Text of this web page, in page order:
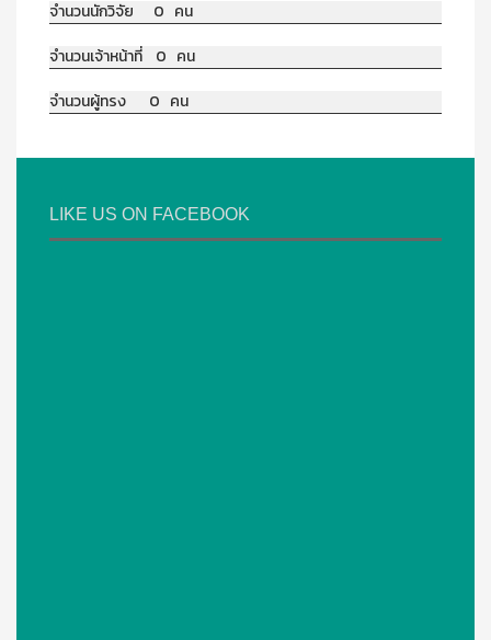
จำนวนนักวิจัย 0 คน
จำนวนเจ้าหน้าที่ 0 คน
จำนวนผู้ทรง 0 คน
LIKE US ON FACEBOOK